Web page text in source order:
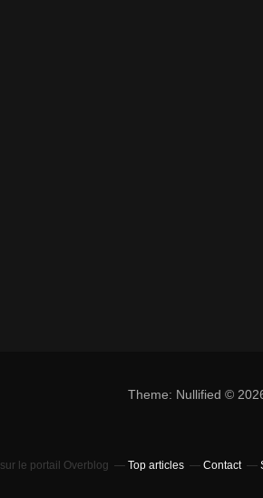
Theme: Nullified ©
sur le portail Overblog Top articles Contact